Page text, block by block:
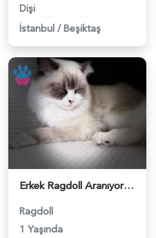
Dişi
İstanbul / Beşiktaş
Erkek Ragdoll Aranıyor - 118984090
Ragdoll
1 Yaşında